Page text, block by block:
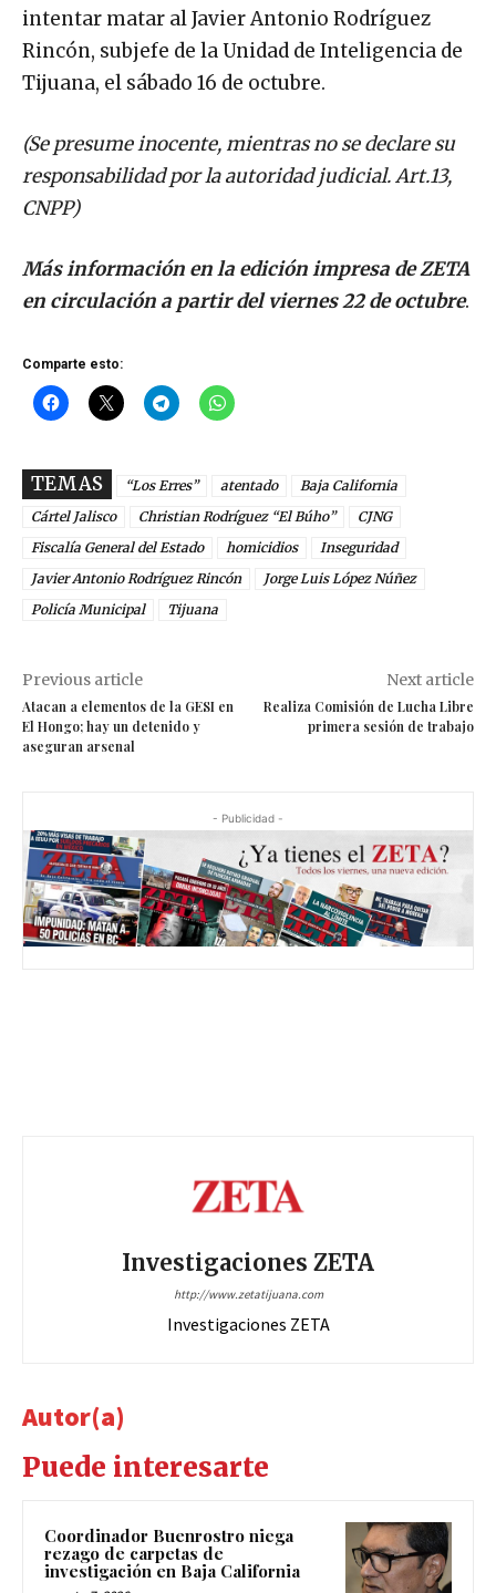
intentar matar al Javier Antonio Rodríguez
Rincón, subjefe de la Unidad de Inteligencia de
Tijuana, el sábado 16 de octubre.
(Se presume inocente, mientras no se declare su
responsabilidad por la autoridad judicial. Art.13,
CNPP)
Más información en la edición impresa de ZETA
en circulación a partir del viernes 22 de octubre.
Comparte esto:
TEMAS “Los Erres” atentado
Baja California
Cártel Jalisco
Christian Rodríguez “El Búho”
CJNG
Fiscalía General del Estado
homicidios
Inseguridad
Javier Antonio Rodríguez Rincón
Jorge Luis López Núñez
Policía Municipal
Tijuana
Previous article
Atacan a elementos de la GESI en
El Hongo; hay un detenido y
aseguran arsenal
Next article
Realiza Comisión de Lucha Libre
primera sesión de trabajo
- Publicidad -
Investigaciones ZETA
http://www.zetatijuana.com
Investigaciones ZETA
Autor(a)
Puede interesarte
Coordinador Buenrostro niega
rezago de carpetas de
investigación en Baja California